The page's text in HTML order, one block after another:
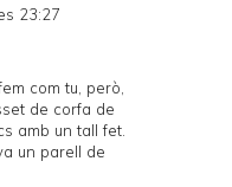
23:27
com tu, però,
de corfa de
amb un tall fet.
un parell de